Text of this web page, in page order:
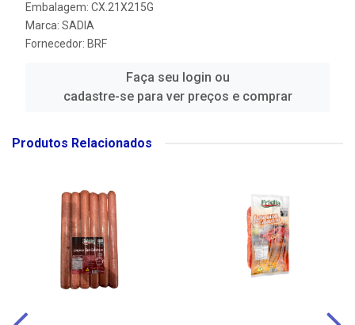
Embalagem: CX.21X215G
Marca: SADIA
Fornecedor: BRF
Faça seu login ou
cadastre-se para ver preços e comprar
Produtos Relacionados